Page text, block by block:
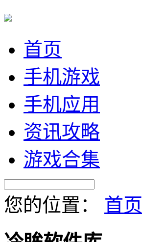
首页
手机游戏
手机应用
资讯攻略
游戏合集
您的位置： 首页